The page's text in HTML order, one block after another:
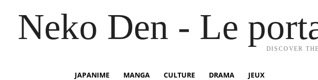
Neko Den - Le
DISCOVER
JAPANIME MANGA CULTURE DRAMA JEUX